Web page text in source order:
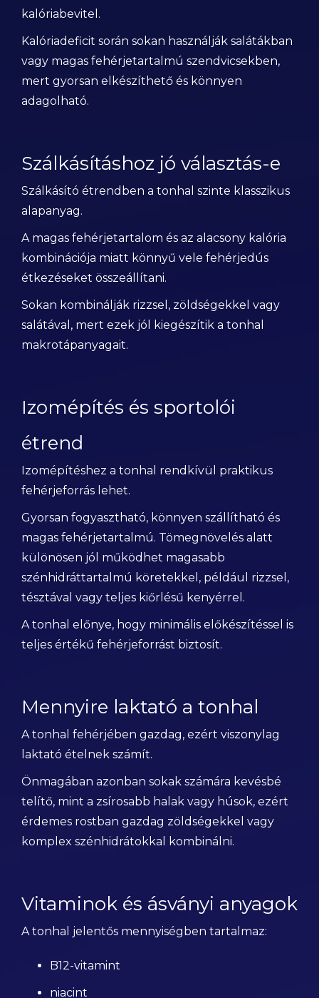
kalóriabevitel.
Kalóriadeficit során sokan használják salátákban
vagy magas fehérjetartalmú szendvicsekben,
mert gyorsan elkészíthető és könnyen
adagolható.
Szálkásításhoz jó választás-e
Szálkásító étrendben a tonhal szinte klasszikus
alapanyag.
A magas fehérjetartalom és az alacsony kalória
kombinációja miatt könnyű vele fehérjedús
étkezéseket összeállítani.
Sokan kombinálják rizzsel, zöldségekkel vagy
salátával, mert ezek jól kiegészítik a tonhal
makrotápanyagait.
Izomépítés és sportolói
étrend
Izomépítéshez a tonhal rendkívül praktikus
fehérjeforrás lehet.
Gyorsan fogyasztható, könnyen szállítható és
magas fehérjetartalmú. Tömegnövelés alatt
különösen jól működhet magasabb
szénhidráttartalmú köretekkel, például rizzsel,
tésztával vagy teljes kiőrlésű kenyérrel.
A tonhal előnye, hogy minimális előkészítéssel is
teljes értékű fehérjeforrást biztosít.
Mennyire laktató a tonhal
A tonhal fehérjében gazdag, ezért viszonylag
laktató ételnek számít.
Önmagában azonban sokak számára kevésbé
telítő, mint a zsírosabb halak vagy húsok, ezért
érdemes rostban gazdag zöldségekkel vagy
komplex szénhidrátokkal kombinálni.
Vitaminok és ásványi anyagok
A tonhal jelentős mennyiségben tartalmaz:
B12-vitamint
niacint